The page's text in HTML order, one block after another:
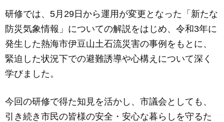
研修では、5月29日から運用が変更となった「新たな
防災気象情報」についての解説をはじめ、令和3年に
発生した熱海市伊豆山土石流災害の事例をもとに、
緊迫した状況下での避難誘導や心構えについて深く
学びました。
今回の研修で得た知見を活かし、市議会としても、
引き続き市民の皆様の安全・安心な暮らしを守るた